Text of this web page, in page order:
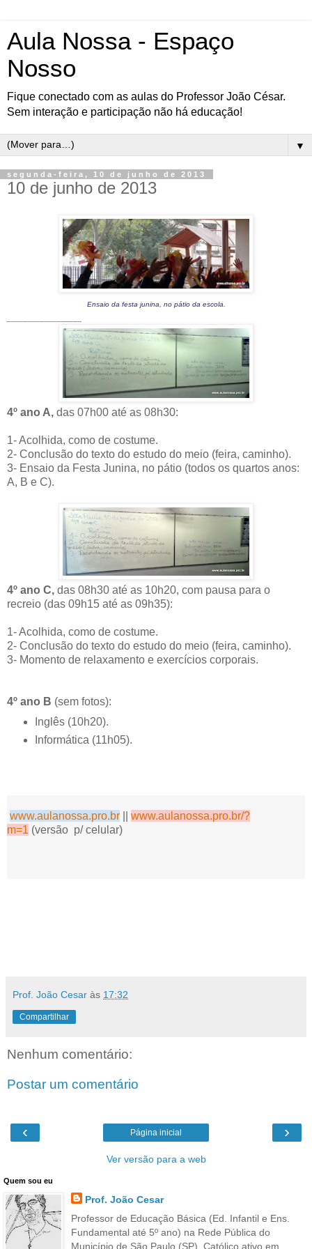
Aula Nossa - Espaço
Nosso
Fique conectado com as aulas do Professor João César.
Sem interação e participação não há educação!
▼
segunda-feira, 10 de junho de 2013
10 de junho de 2013
Ensaio da festa junina, no pátio da escola.
4º ano A, das 07h00 até as 08h30:
1- Acolhida, como de costume.
2- Conclusão do texto do estudo do meio (feira, caminho).
3- Ensaio da Festa Junina, no pátio (todos os quartos anos:
A, B e C).
4º ano C, das 08h30 até as 10h20, com pausa para o
recreio (das 09h15 até as 09h35):
1- Acolhida, como de costume.
2- Conclusão do texto do estudo do meio (feira, caminho).
3- Momento de relaxamento e exercícios corporais.
4º ano B (sem fotos):
Inglês (10h20).
Informática (11h05).
www.aulanossa.pro.br
www.aulanossa.pro.br/?
m=1 (versão p/ celular)
Prof. João Cesar às 17:32
Compartilhar
Nenhum comentário:
Postar um comentário
‹ ›
Página inicial
Ver versão para a web
Quem sou eu
Prof. João Cesar
Professor de Educação Básica (Ed. Infantil e Ens.
Fundamental até 5º ano) na Rede Pública do
Município de São Paulo (SP). Católico ativo em